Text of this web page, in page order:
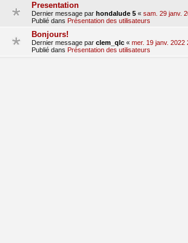
Presentation
Dernier message par hondalude 5 « sam. 29 janv.
Publié dans Présentation des utilisateurs
Bonjours!
Dernier message par clem_qlc « mer. 19 janv. 2022
Publié dans Présentation des utilisateurs